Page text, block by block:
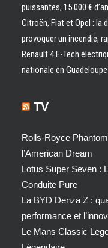
puissantes, 15 000 €
Citroën, Fiat et Opel : la
provoquer un incendie,
Renault 4 E-Tech
nationale en Guadeloupe
TV
Rolls-Royce
l’American Dream
Lotus Super Seven :
Conduite Pure
La BYD Denza Z :
performance et
Le Mans Classic